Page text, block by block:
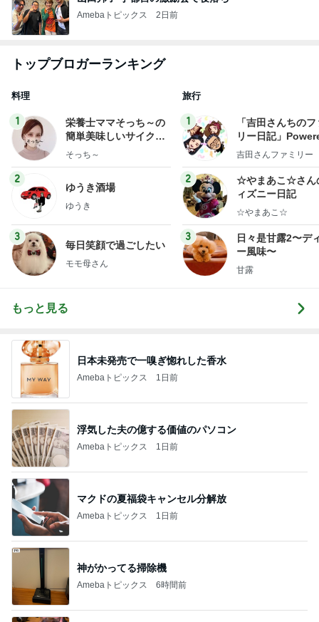
Amebaトピックス 2日前
トップブロガーランキング
料理
1
栄養士ママそっち～の
簡単美味しいサイクル
献立
そっち～
2
ゆうき酒場
ゆうき
3
毎日笑顔で過ごしたい
モモ母さん
旅行
1
「吉田さんちの
リー日記」
y Ameba 吉田さ
ログ
吉田さんファミリー
2
☆やまあこ☆さん
ィズニー日記
☆やまあこ☆
3
日々是甘露2〜デ
ー風味〜
甘露
もっと見る
日本未発売で一嗅ぎ惚れした香水
Amebaトピックス 1日前
浮気した夫の億する価値のパソコン
Amebaトピックス 1日前
マクドの夏福袋キャンセル分解放
Amebaトピックス 1日前
神がかってる掃除機
Amebaトピックス 6時間前